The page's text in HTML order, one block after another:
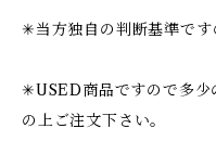
✳︎当方独自の判断基準です
✳︎USED商品ですので多少
の上ご注文下さい。